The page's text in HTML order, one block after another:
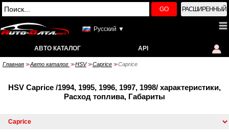
GO РАСШИРЕННЫЙ
Русский ▼
АВТО КАТАЛОГ API
Главная >> Авто каталог >> HSV >> Caprice >> Caprice
HSV Caprice /1994, 1995, 1996, 1997, 1998/ характеристики,
Расход топлива, Габариты